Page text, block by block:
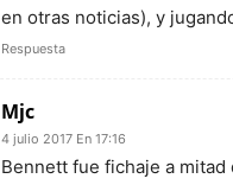
en otras noticias), y
Respuesta
Mjc
4 julio 2017 En 17:16
Bennett fue fichaje a mitad